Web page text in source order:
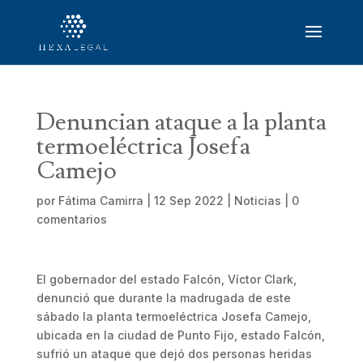
Denuncian ataque a la planta
termoeléctrica Josefa
Camejo
por Fátima Camirra 12 Sep 2022 Noticias
0
comentarios
El gobernador del estado Falcón, Víctor Clark,
denunció que durante la madrugada de este
sábado la planta termoeléctrica Josefa Camejo,
ubicada en la ciudad de Punto Fijo, estado Falcón,
sufrió un ataque que dejó dos personas heridas